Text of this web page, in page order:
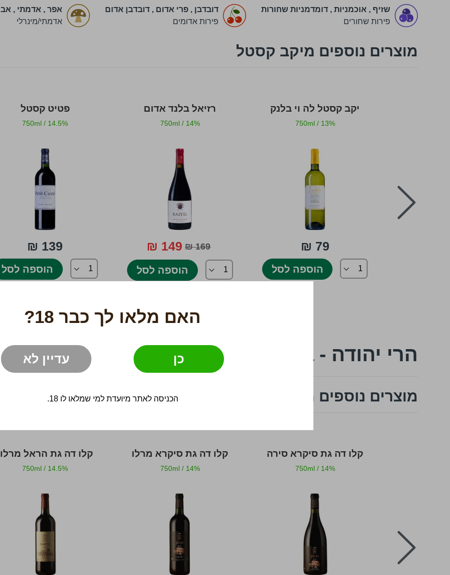
האם מלאו לך כבר 18?
כן עדיין לא
הכניסה לאתר מיועדת למי שמלאו לו 18.
שזיף, אוכמניות, דומדמניות שחורות
פירות שחורים
דובדבן, פרי אדום, דובדבן אדום
פירות אדומים
אפר, אדמתי,
אדמתי/מינרלי
מוצרים נוספים מיקב קסטל
יקב קסטל לה וי בלנק
750ml / 13%
79 ₪
הוספה לסל
רזיאל בלנד אדום
750ml / 14%
169 ₪
149 ₪
הוספה לסל
פטיט קסטל
750ml / 14.5%
139 ₪
הוספה לסל
הרי יהודה - Harei Yehuda
מוצרים נוספים מהרי יהודה
קלו דה גת סיקרא סירה
750ml / 14%
קלו דה גת סיקרא מרלו
750ml / 14%
קלו דה גת הראל מרלו
750ml / 14.5%